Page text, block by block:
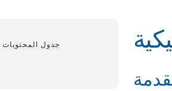
جدول المحتويات